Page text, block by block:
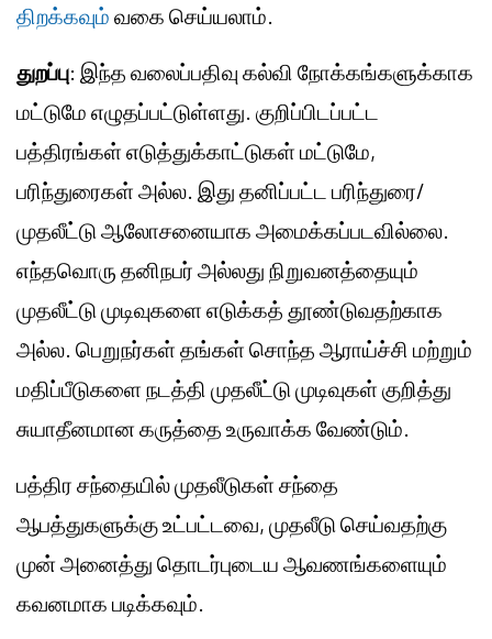
திறக்கவும் வகை செய்யலாம்.
துறப்பு: இந்த வலைப்பதிவு கல்வி நோக்கங்களுக்காக
மட்டுமே எழுதப்பட்டுள்ளது. குறிப்பிடப்பட்ட
பத்திரங்கள் எடுத்துக்காட்டுகள் மட்டுமே,
பரிந்துரைகள் அல்ல. இது தனிப்பட்ட பரிந்துரை/
முதலீட்டு ஆலோசனையாக அமைக்கப்படவில்லை.
எந்தவொரு தனிநபர் அல்லது நிறுவனத்தையும்
முதலீட்டு முடிவுகளை எடுக்கத் தூண்டுவதற்காக
அல்ல. பெறுநர்கள் தங்கள் சொந்த ஆராய்ச்சி மற்றும்
மதிப்பீடுகளை நடத்தி முதலீட்டு முடிவுகள் குறித்து
சுயாதீனமான கருத்தை உருவாக்க வேண்டும்.
பத்திர சந்தையில் முதலீடுகள் சந்தை
ஆபத்துகளுக்கு உட்பட்டவை, முதலீடு செய்வதற்கு
முன் அனைத்து தொடர்புடைய ஆவணங்களையும்
கவனமாக படிக்கவும்.